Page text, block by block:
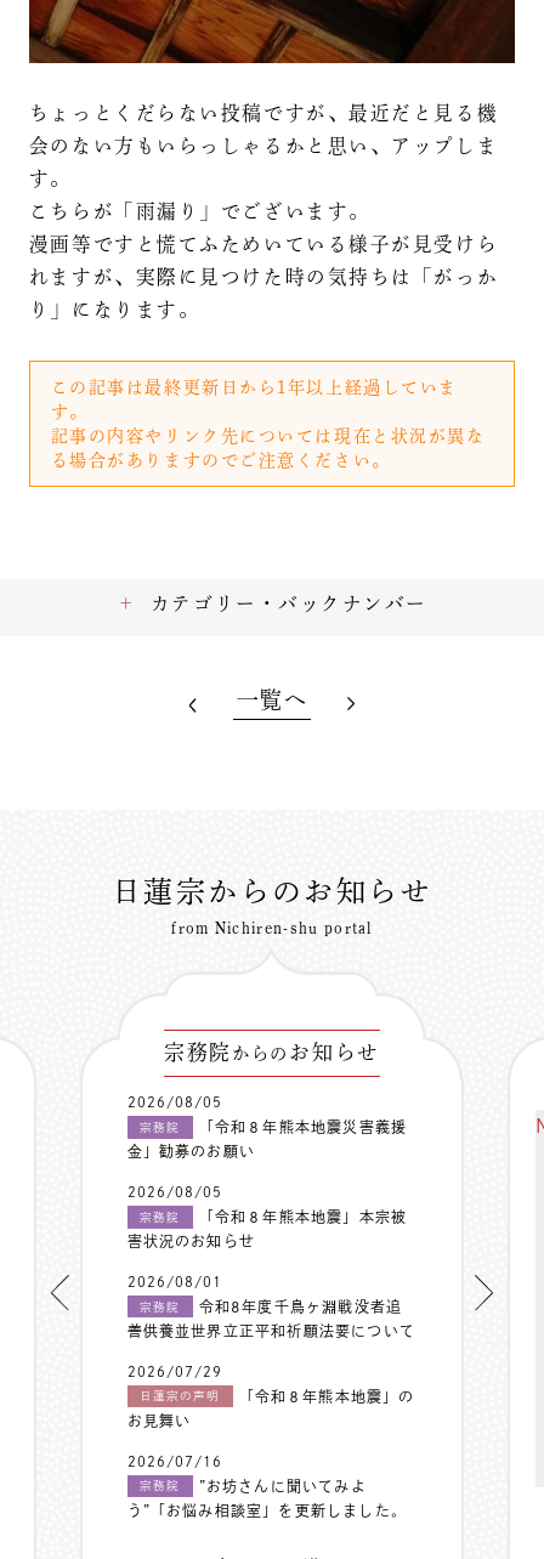
ちょっとくだらない投稿ですが、最近だと見る機
会のない方もいらっしゃるかと思い、アップしま
す。
こちらが「雨漏り」でございます。
漫画等ですと慌てふためいている様子が見受けら
れますが、実際に見つけた時の気持ちは「がっか
り」になります。
この記事は最終更新日から1年以上経過していま
す。
記事の内容やリンク先については現在と状況が異な
る場合がありますのでご注意ください。
カテゴリー・バックナンバー
一覧へ
日蓮宗からのお知らせ
from Nichiren-shu portal
宗務院 からの お知らせ
2026/08/05
宗務院
「令和８年熊本地震災害義援
金」勧募のお願い
2026/08/05
宗務院
「令和８年熊本地震」本宗被
害状況のお知らせ
2026/08/01
宗務院
令和8年度千鳥ヶ淵戦没者追
善供養並世界立正平和祈願法要について
2026/07/29
日蓮宗の声明
「令和８年熊本地震」の
お見舞い
2026/07/16
宗務院
”お坊さんに聞いてみよ
う”「お悩み相談室」を更新しました。